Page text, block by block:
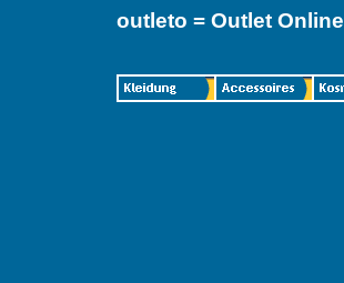
outleto = Outlet Online